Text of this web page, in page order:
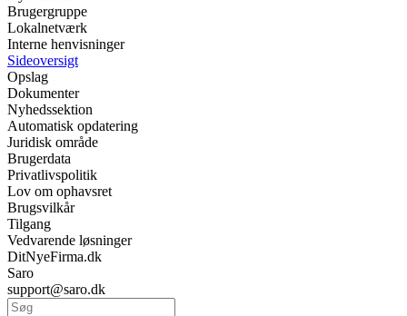
Brugergruppe
Lokalnetværk
Interne henvisninger
Sideoversigt
Opslag
Dokumenter
Nyhedssektion
Automatisk opdatering
Juridisk område
Brugerdata
Privatlivspolitik
Lov om ophavsret
Brugsvilkår
Tilgang
Vedvarende løsninger
DitNyeFirma.dk
Saro
support@saro.dk